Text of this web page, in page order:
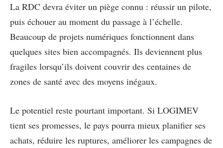
La RDC devra éviter un piège connu : réussir un pilote,
puis échouer au moment du passage à l’échelle.
Beaucoup de projets numériques fonctionnent dans
quelques sites bien accompagnés. Ils deviennent plus
fragiles lorsqu’ils doivent couvrir des centaines de
zones de santé avec des moyens inégaux.
Le potentiel reste pourtant important. Si LOGIMEV
tient ses promesses, le pays pourra mieux planifier ses
achats, réduire les ruptures, améliorer les campagnes de